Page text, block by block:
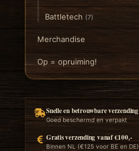
Battletech (7)
Merchandise
Op = opruiming!
Snelle en betrouwbare verzending
Goed beschermd en verpakt
Gratis verzending vanaf €100,-
Binnen NL (€125 voor BE en DE)